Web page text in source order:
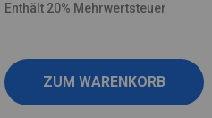
Enthält 20% Mehrwertsteuer